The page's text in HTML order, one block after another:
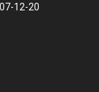
12-20